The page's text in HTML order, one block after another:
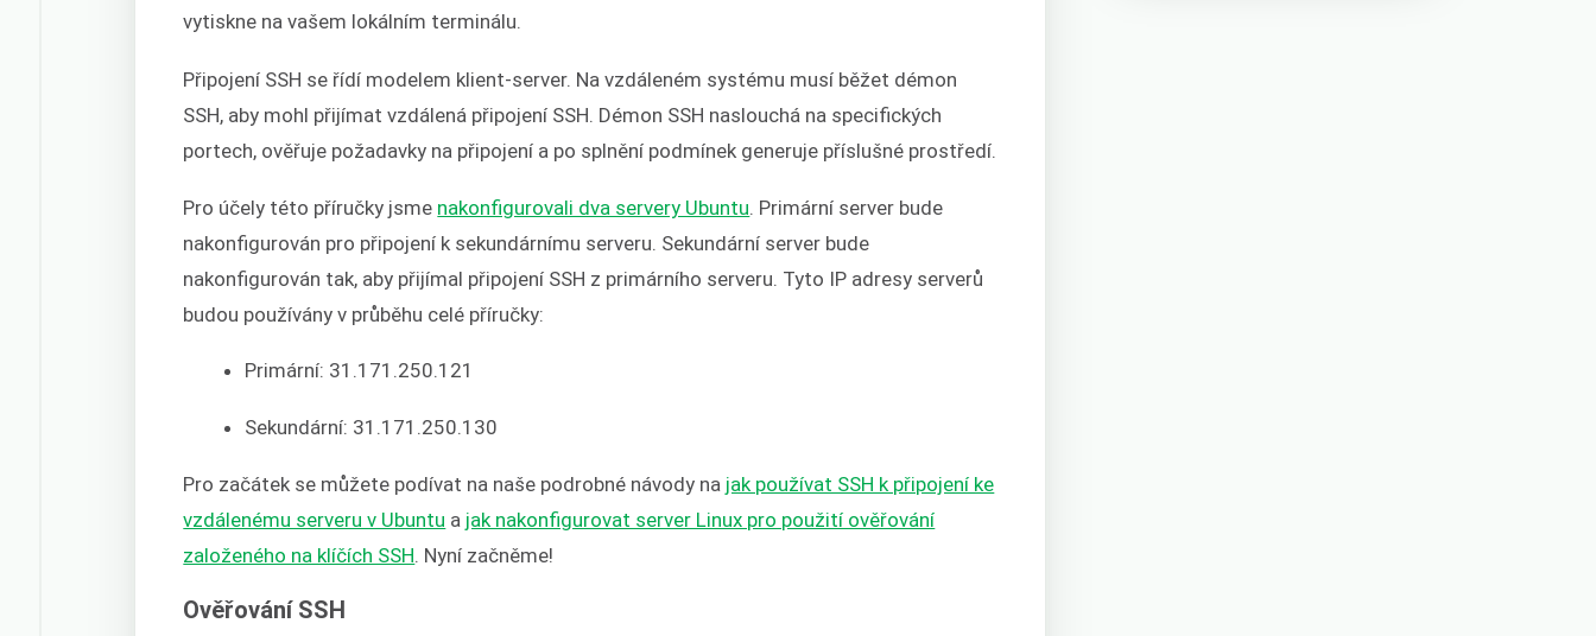
vytiskne na vašem lokálním terminálu.
Připojení SSH se řídí modelem klient-server. Na vzdáleném systému musí běžet démon
SSH, aby mohl přijímat vzdálená připojení SSH. Démon SSH naslouchá na specifických
portech, ověřuje požadavky na připojení a po splnění podmínek generuje příslušné prostředí.
Pro účely této příručky jsme nakonfigurovali dva servery Ubuntu. Primární server bude
nakonfigurován pro připojení k sekundárnímu serveru. Sekundární server bude
nakonfigurován tak, aby přijímal připojení SSH z primárního serveru. Tyto IP adresy serverů
budou používány v průběhu celé příručky:
Primární: 31.171.250.121
Sekundární: 31.171.250.130
Pro začátek se můžete podívat na naše podrobné návody na jak používat SSH k připojení ke
vzdálenému serveru v Ubuntu a jak nakonfigurovat server Linux pro použití ověřování
založeného na klíčích SSH. Nyní začněme!
Ověřování SSH